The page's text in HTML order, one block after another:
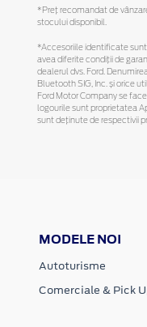
*Preţ recomandat de
stocului disponibil.
*Accesoriile identificate sunt
avea diferite condiții de
dealerul dvs. Ford.
Bluetooth SIG, Inc. și orice
Ford Motor Company se
logourile sunt proprietatea
sunt deținute de respectivii
MODELE NOI
Autoturisme
Comerciale & Pick